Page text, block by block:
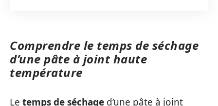
Comprendre le temps de séchage
d’une pâte à joint haute
température
Le temps de séchage d’une pâte à joint